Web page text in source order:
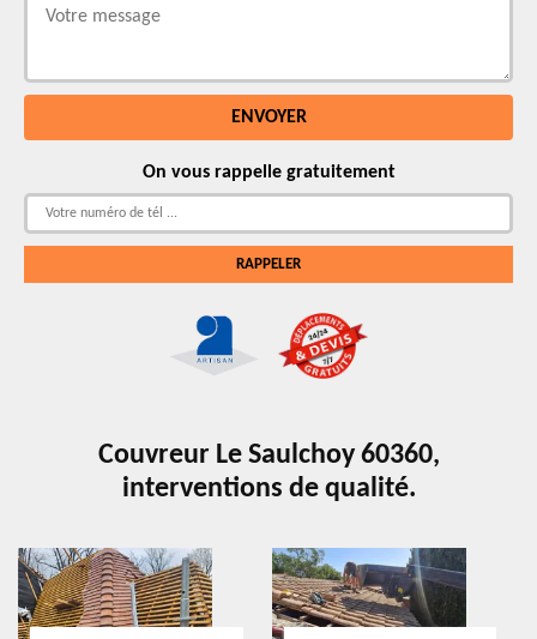
On vous rappelle gratuitement
Couvreur Le Saulchoy 60360,
interventions de qualité.